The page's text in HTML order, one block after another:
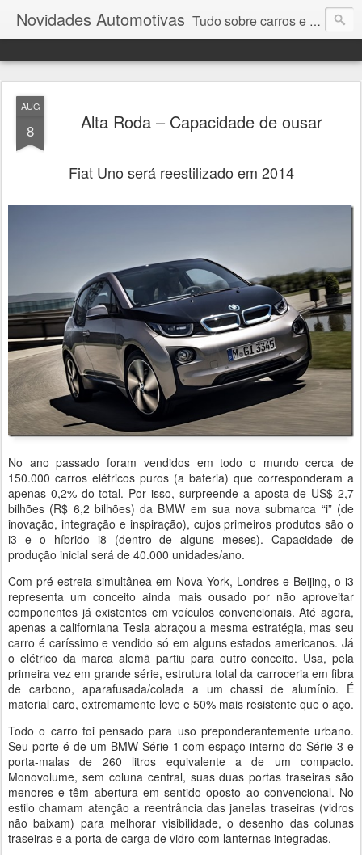
Novidades Automotivas Tudo sobre carros e motores
AUG
8 Alta Roda – Capacidade de ousar
Fiat Uno será reestilizado em 2014
No ano passado foram vendidos em todo o mundo cerca de
150.000 carros elétricos puros (a bateria) que corresponderam a
apenas 0,2% do total. Por isso, surpreende a aposta de US$ 2,7
bilhões (R$ 6,2 bilhões) da BMW em sua nova submarca “i” (de
inovação, integração e inspiração), cujos primeiros produtos são o
i3 e o híbrido i8 (dentro de alguns meses). Capacidade de
produção inicial será de 40.000 unidades/ano.
Com pré-estreia simultânea em Nova York, Londres e Beijing, o i3
representa um conceito ainda mais ousado por não aproveitar
componentes já existentes em veículos convencionais. Até agora,
apenas a californiana Tesla abraçou a mesma estratégia, mas seu
carro é caríssimo e vendido só em alguns estados americanos. Já
o elétrico da marca alemã partiu para outro conceito. Usa, pela
primeira vez em grande série, estrutura total da carroceria em fibra
de carbono, aparafusada/colada a um chassi de alumínio. É
material caro, extremamente leve e 50% mais resistente que o aço.
Todo o carro foi pensado para uso preponderantemente urbano.
Seu porte é de um BMW Série 1 com espaço interno do Série 3 e
porta-malas de 260 litros equivalente a de um compacto.
Monovolume, sem coluna central, suas duas portas traseiras são
menores e têm abertura em sentido oposto ao convencional. No
estilo chamam atenção a reentrância das janelas traseiras (vidros
não baixam) para melhorar visibilidade, o desenho das colunas
traseiras e a porta de carga de vidro com lanternas integradas.